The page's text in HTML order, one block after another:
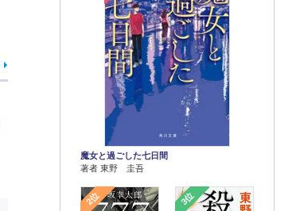
魔女と過ごした七日間
著者 東野 圭吾
2位 3位